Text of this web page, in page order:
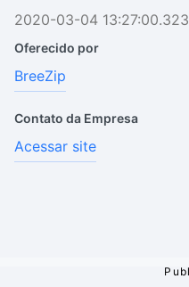
2020-03-04 13:27:00.323
Oferecido por
BreeZip
Contato da Empresa
Acessar site